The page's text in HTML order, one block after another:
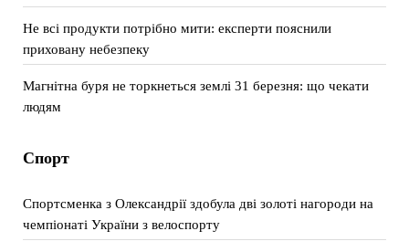
Не всі продукти потрібно мити: експерти пояснили
приховану небезпеку
Магнітна буря не торкнеться землі 31 березня: що чекати
людям
Спорт
Спортсменка з Олександрії здобула дві золоті нагороди на
чемпіонаті України з велоспорту